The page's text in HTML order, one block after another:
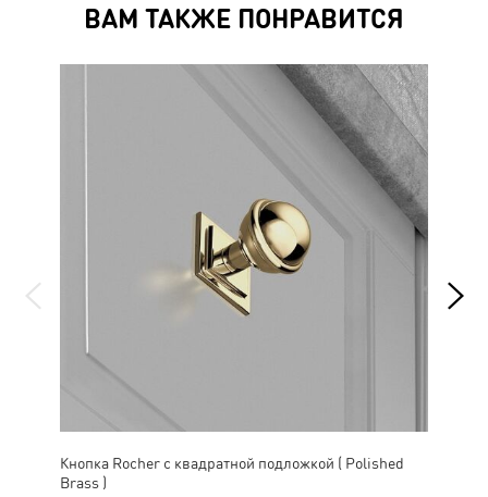
ВАМ ТАКЖЕ ПОНРАВИТСЯ
Кнопка Rocher c квадратной подложкой ( Polished
Brass )